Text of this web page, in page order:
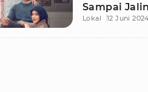
Sampai
Terlarang
Lokal 12 Juni 2024